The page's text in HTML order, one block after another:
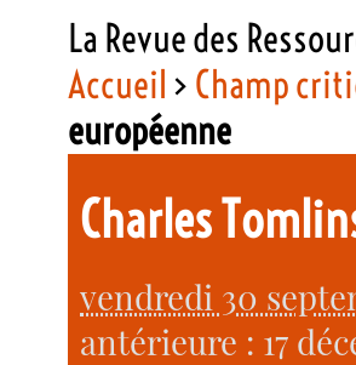
La Revue des
Accueil > Champ
européenne
Charles
vendredi 30
antérieure : 17